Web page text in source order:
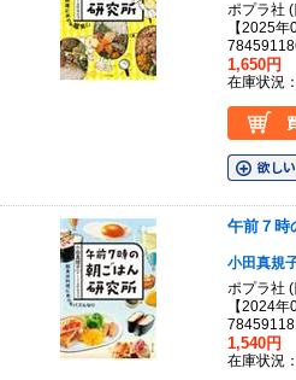
ポプラ社
【2025
1,650円
在庫状況
午前７時
小田真規
ポプラ社
【2024
1,540円
在庫状況